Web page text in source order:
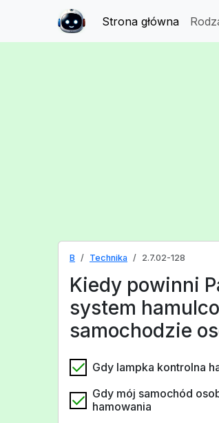
Strona główna
B Technika 2.7.02-128
Kiedy powinni
system
samochodzie
Gdy lampka kontrolna
Gdy mój samochód
hamowania